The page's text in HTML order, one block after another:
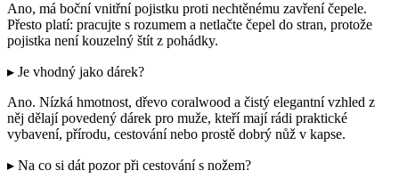
Ano, má boční vnitřní pojistku proti nechtěnému zavření čepele.
Přesto platí: pracujte s rozumem a netlačte čepel do stran, protože
pojistka není kouzelný štít z pohádky.
▸ Je vhodný jako dárek?
Ano. Nízká hmotnost, dřevo coralwood a čistý elegantní vzhled z
něj dělají povedený dárek pro muže, kteří mají rádi praktické
vybavení, přírodu, cestování nebo prostě dobrý nůž v kapse.
▸ Na co si dát pozor při cestování s nožem?